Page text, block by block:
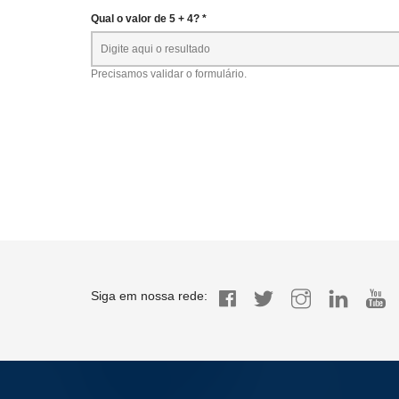
Qual o valor de 5 + 4? *
Precisamos validar o formulário.
Siga em nossa rede: